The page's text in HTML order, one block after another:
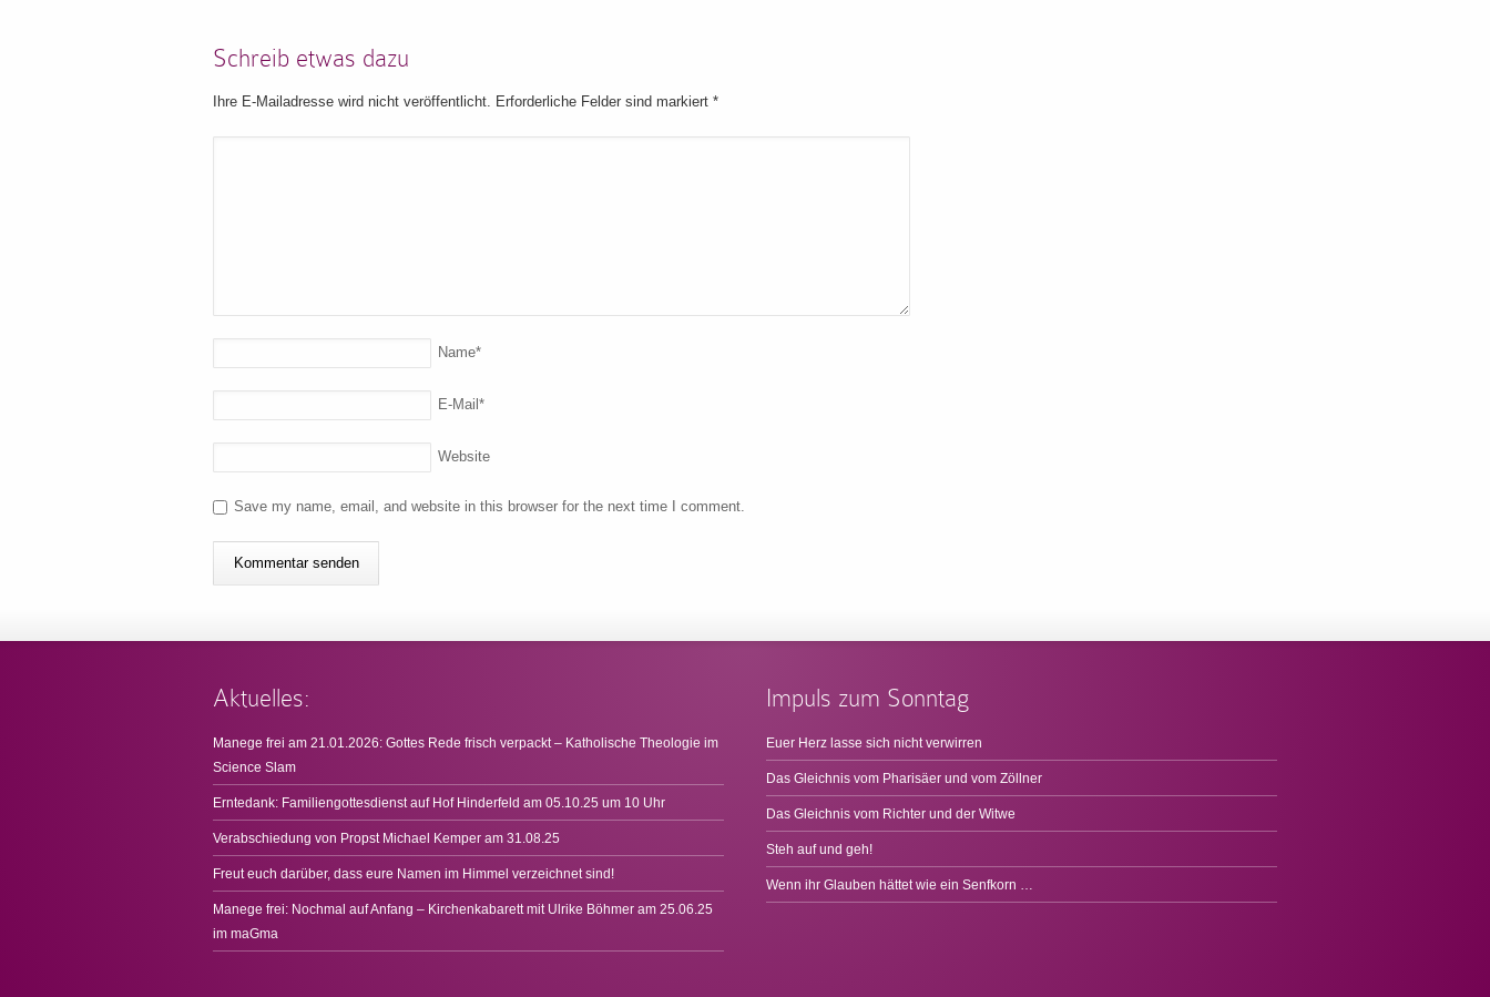
Schreib etwas dazu
Ihre E-Mailadresse wird nicht veröffentlicht. Erforderliche Felder sind markiert *
Name*
E-Mail*
Website
Save my name, email, and website in this browser for the next time I comment.
Aktuelles:
Manege frei am 21.01.2026: Gottes Rede frisch verpackt – Katholische Theologie im
Science Slam
Erntedank: Familiengottesdienst auf Hof Hinderfeld am 05.10.25 um 10 Uhr
Verabschiedung von Propst Michael Kemper am 31.08.25
Freut euch darüber, dass eure Namen im Himmel verzeichnet sind!
Manege frei: Nochmal auf Anfang – Kirchenkabarett mit Ulrike Böhmer am 25.06.25
im maGma
Impuls zum Sonntag
Euer Herz lasse sich nicht verwirren
Das Gleichnis vom Pharisäer und vom Zöllner
Das Gleichnis vom Richter und der Witwe
Steh auf und geh!
Wenn ihr Glauben hättet wie ein Senfkorn …